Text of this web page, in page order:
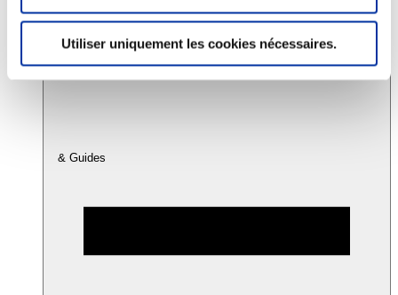
Utiliser uniquement les cookies nécessaires.
Accords
& Guides